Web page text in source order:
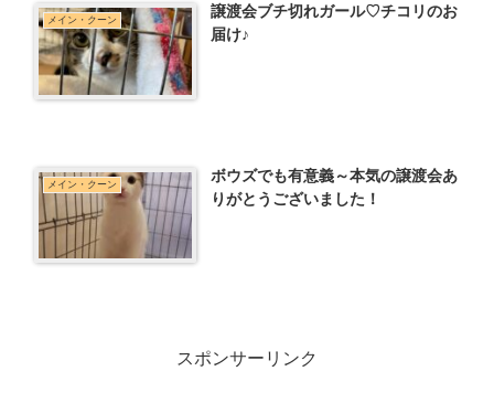
メイン・クーン
譲渡会ブチ切れガール♡チコリのお
届け♪
メイン・クーン
ボウズでも有意義～本気の譲渡会あ
りがとうございました！
スポンサーリンク